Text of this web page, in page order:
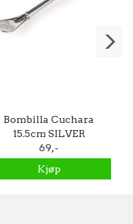
Bombilla Cuchara
15.5cm SILVER
69,-
Kjøp